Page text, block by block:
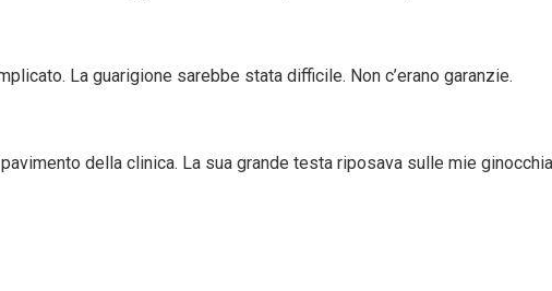
La guarigione sarebbe stata difficile. Non c’erano garanzie.
della clinica. La sua grande testa riposava sulle mie